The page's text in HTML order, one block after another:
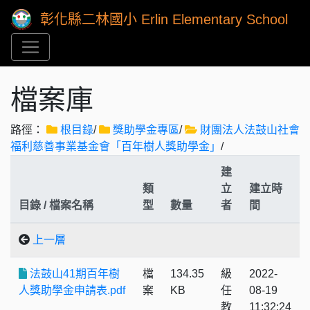
彰化縣二林國小 Erlin Elementary School
檔案庫
路徑： 根目錄/ 獎助學金專區/
財團法人法鼓山社會
福利慈善事業基金會「百年樹人獎助學金」 /
目錄 / 檔案名稱
類
型
數量
建
立
者
建立時
間
上一層
法鼓山41期百年樹
人獎助學金申請表.pdf
檔
案
134.35
KB
級
任
教
2022-
08-19
11:32:24